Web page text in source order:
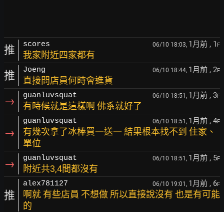
推 scores 06/10 18:03, 1月前 , 1 F
我家附近四家都有
推 Joeng 06/10 18:44, 1月前 , 2F
直接問店員何時會進貨
→ guanluvsquat 06/10 18:51, 1月前 , 3F
有時候就是這樣啊 佛系就好了
→
guanluvsquat 06/10 18:51, 1月前 , 4F
有幾次拿了冰棒買一送一 結果根本找不到 住家、
單位
→ guanluvsquat 06/10 18:51, 1月前 , 5F
附近共3,4間都沒有
推
alex781127 06/10 19:01, 1月前 , 6F
啊就 有些店員 不想做 所以直接說沒有 也是有可能
的